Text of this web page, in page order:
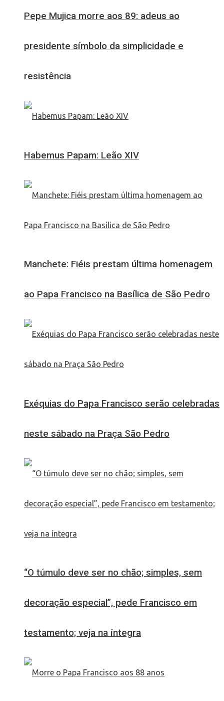
Pepe Mujica morre aos 89: adeus ao
presidente símbolo da simplicidade e
resistência
Habemus Papam: Leão XIV
Manchete: Fiéis prestam última homenagem
ao Papa Francisco na Basílica de São Pedro
Exéquias do Papa Francisco serão celebradas
neste sábado na Praça São Pedro
“O túmulo deve ser no chão; simples, sem
decoração especial”, pede Francisco em
testamento; veja na íntegra